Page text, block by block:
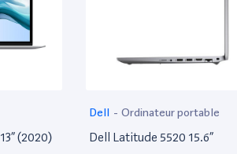
(2020)
Dell - Ordinateur portable
Dell Latitude 5520 15.6”